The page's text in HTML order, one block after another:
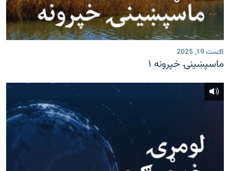
اګست 19, 2025
ماسپښينۍ خپرونه ۱